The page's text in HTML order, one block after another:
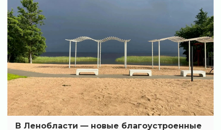
В Ленобласти — новые благоустроенные